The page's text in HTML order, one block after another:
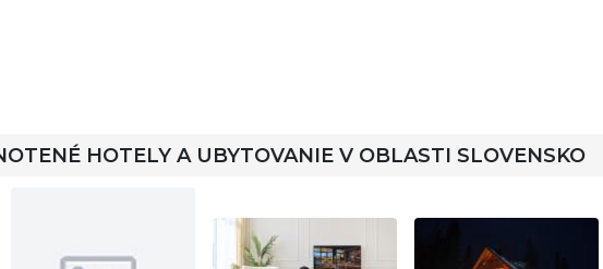
HOTELY A UBYTOVANIE V OBLASTI SLOVENSKO